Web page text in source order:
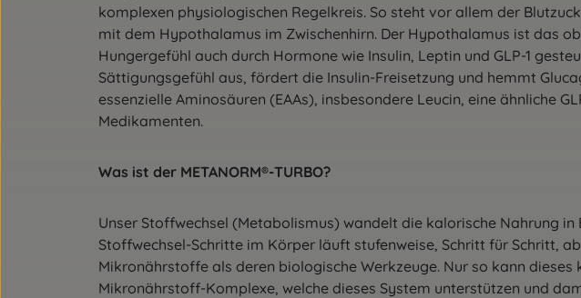
komplexen physiologischen Regelkreis. So steht vor allem der
mit dem Hypothalamus im Zwischenhirn. Der Hypothalamus ist das
Hungergefühl auch durch Hormone wie Insulin, Leptin und GLP-1
Sättigungsgefühl aus, fördert die Insulin-Freisetzung und hemmt
essenzielle Aminosäuren (EAAs), insbesondere Leucin, eine ähnliche
Medikamenten.
Was ist der METANORM®-TURBO?
Unser Stoffwechsel (Metabolismus) wandelt die kalorische Nahrung
Stoffwechsel-Schritte im Körper läuft stufenweise, Schritt für Schritt,
Mikronährstoffe als deren biologische Werkzeuge. Nur so kann dieses
Mikronährstoff-Komplexe, welche dieses System unterstützen und